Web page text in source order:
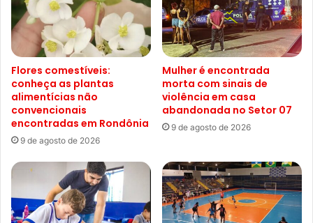
Flores comestíveis:
conheça as plantas
alimentícias não
convencionais
encontradas em Rondônia
9 de agosto de 2026
Mulher é encontrada
morta com sinais de
violência em casa
abandonada no Setor 07
9 de agosto de 2026